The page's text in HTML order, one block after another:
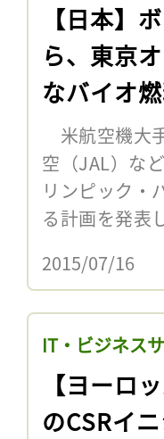
【日本】
ら、東京
なバイオ
米航空機大
空（JAL）な
リンピック・
る計画を発表
2015/07/16
IT・ビジネス
【ヨーロ
のCSRイ